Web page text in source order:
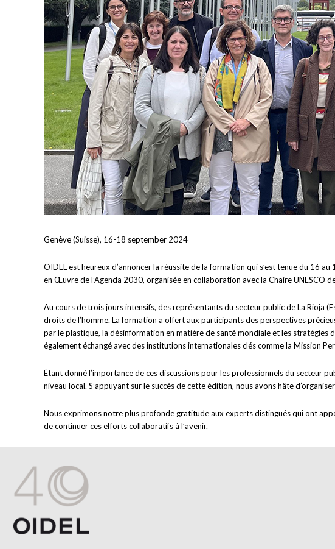
Genève (Suisse), 16-18 september 2024
OIDEL est heureux d’annoncer la réussite de la formation qui s’est tenue du 16
en Œuvre de l’Agenda 2030, organisée en collaboration avec la Chaire UNESCO
Au cours de trois jours intensifs, des représentants du secteur public de La Rioja
droits de l’homme. La formation a offert aux participants des perspectives
par le plastique, la désinformation en matière de santé mondiale et les stratégies
également échangé avec des institutions internationales clés comme la Mission
Étant donné l’importance de ces discussions pour les professionnels du secteur
niveau local. S’appuyant sur le succès de cette édition, nous avons hâte
Nous exprimons notre plus profonde gratitude aux experts distingués qui ont
de continuer ces efforts collaboratifs à l’avenir.